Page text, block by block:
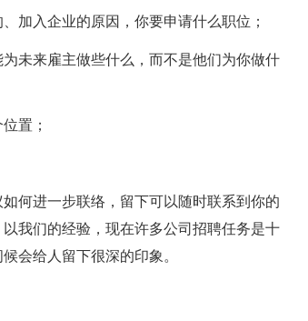
加入企业的原因，你要申请什么职位；
未来雇主做些什么，而不是他们为你做什
置；
何进一步联络，留下可以随时联系到你的
我们的经验，现在许多公司招聘任务是十
会给人留下很深的印象。